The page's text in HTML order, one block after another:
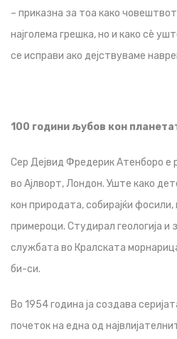
– приказна за тоа како
најголема грешка, но и како сè
се исправи ако дејствуваме
100 години љубов кон
Сер Дејвид Фредерик Атенборо е
во Ајлворт, Лондон. Уште како
кон природата, собирајќи
примероци. Студирал геологија и
службата во Кралската
би-си.
Во 1954 година ја создава
почеток на една од